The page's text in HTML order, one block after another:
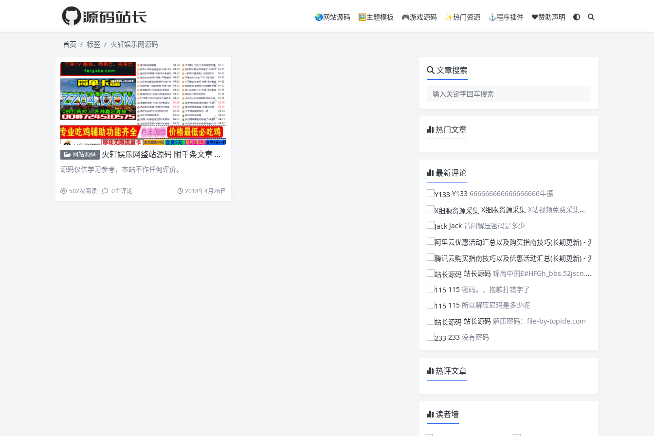
🌏网站源码 🖼️主题模板 🎮游戏源码 ✨热门资源 ⚓程序插件 ❤️赞助声明
首页 标签 火轩娱乐网源码
网站源码 火轩娱乐网整站源码 附千条文章 记录社工全过程
源码仅供学习参考，本站不作任何评价。
502次阅读 0个评论 2018年4月26日
文章搜索
热门文章
最新评论
Y133 666666666666666666牛逼
X细胞资源采集 X站视频免费采集，可以适配此CMS，含免费模板。有需要的站长可以看看xxibaozyw.com
Jack 请问解压密码是多少
站长源码 锦尚中国E#HFGh_bbs.52jscn.comEYzhibo8
115 密码。，抱歉打错字了
115 所以解压尼玛是多少呢
站长源码 解压密码：file-by-topide.com
233 没有密码
热评文章
读者墙